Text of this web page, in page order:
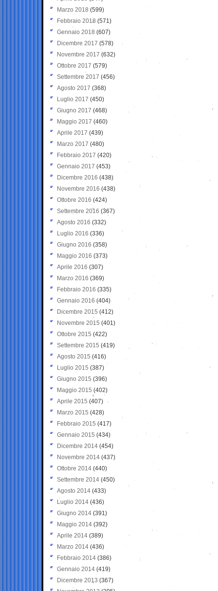
Marzo 2018 (599)
Febbraio 2018 (571)
Gennaio 2018 (607)
Dicembre 2017 (578)
Novembre 2017 (632)
Ottobre 2017 (579)
Settembre 2017 (456)
Agosto 2017 (368)
Luglio 2017 (450)
Giugno 2017 (468)
Maggio 2017 (460)
Aprile 2017 (439)
Marzo 2017 (480)
Febbraio 2017 (420)
Gennaio 2017 (453)
Dicembre 2016 (438)
Novembre 2016 (438)
Ottobre 2016 (424)
Settembre 2016 (367)
Agosto 2016 (332)
Luglio 2016 (336)
Giugno 2016 (358)
Maggio 2016 (373)
Aprile 2016 (307)
Marzo 2016 (369)
Febbraio 2016 (335)
Gennaio 2016 (404)
Dicembre 2015 (412)
Novembre 2015 (401)
Ottobre 2015 (422)
Settembre 2015 (419)
Agosto 2015 (416)
Luglio 2015 (387)
Giugno 2015 (396)
Maggio 2015 (402)
Aprile 2015 (407)
Marzo 2015 (428)
Febbraio 2015 (417)
Gennaio 2015 (434)
Dicembre 2014 (454)
Novembre 2014 (437)
Ottobre 2014 (440)
Settembre 2014 (450)
Agosto 2014 (433)
Luglio 2014 (436)
Giugno 2014 (391)
Maggio 2014 (392)
Aprile 2014 (389)
Marzo 2014 (436)
Febbraio 2014 (386)
Gennaio 2014 (419)
Dicembre 2013 (367)